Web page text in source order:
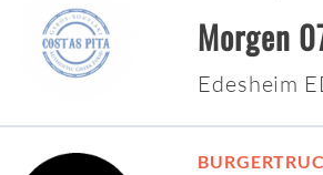
Morgen
Edesheim